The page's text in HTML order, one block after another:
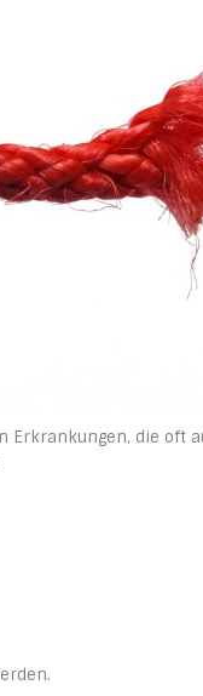
Erkrankungen, die oft